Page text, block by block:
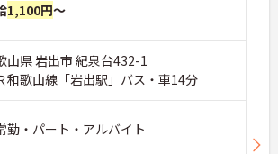
1,100円～
山県 岩出市 紀泉台432-1
和歌山線「岩出駅」バス・車14分
勤・パート・アルバイト